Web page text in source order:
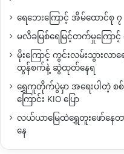
ရေဘေးကြောင့် အိမ်ထောင်စု ၇
မလိခမြစ်ရေမြင့်တက်မှုကြောင့်
မိုးကြောင့် ကွင်းလမ်းသွားလ
ထွန်စက်နဲ့ ဆွဲထုတ်နေရ
ရွှေကူတိုက်ပွဲမှာ အရေးပါတဲ့ စ
ကြောင်း KIO ပြော
လယ်ယာမြေထဲရွှေတူးဖော်နေ
နေ